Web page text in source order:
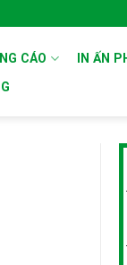
CÁO
IN ẤN